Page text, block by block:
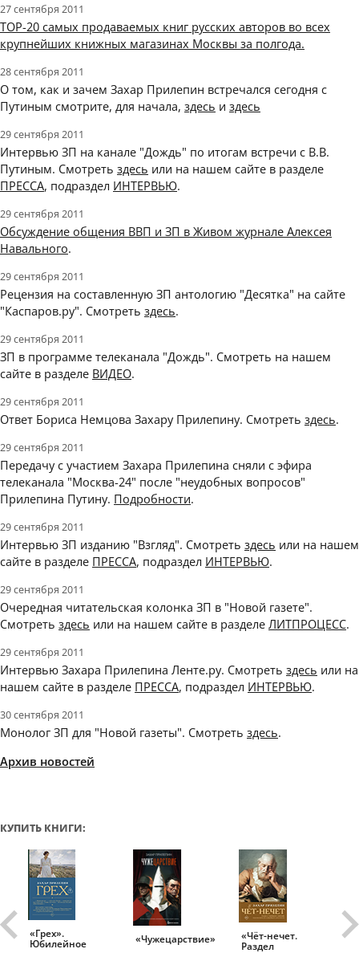
27 сентября 2011
ТОР-20 самых продаваемых книг русских авторов во всех
крупнейших книжных магазинах Москвы за полгода.
28 сентября 2011
О том, как и зачем Захар Прилепин встречался сегодня с
Путиным смотрите, для начала, здесь и здесь
29 сентября 2011
Интервью ЗП на канале "Дождь" по итогам встречи с В.В.
Путиным. Смотреть здесь или на нашем сайте в разделе
ПРЕССА, подраздел ИНТЕРВЬЮ.
29 сентября 2011
Обсуждение общения ВВП и ЗП в Живом журнале Алексея
Навального.
29 сентября 2011
Рецензия на составленную ЗП антологию "Десятка" на сайте
"Каспаров.ру". Смотреть здесь.
29 сентября 2011
ЗП в программе телеканала "Дождь". Смотреть на нашем
сайте в разделе ВИДЕО.
29 сентября 2011
Ответ Бориса Немцова Захару Прилепину. Смотреть здесь.
29 сентября 2011
Передачу с участием Захара Прилепина сняли с эфира
телеканала "Москва-24" после "неудобных вопросов"
Прилепина Путину. Подробности.
29 сентября 2011
Интервью ЗП изданию "Взгляд". Смотреть здесь или на нашем
сайте в разделе ПРЕССА, подраздел ИНТЕРВЬЮ.
29 сентября 2011
Очередная читательская колонка ЗП в "Новой газете".
Смотреть здесь или на нашем сайте в разделе ЛИТПРОЦЕСС.
29 сентября 2011
Интервью Захара Прилепина Ленте.ру. Смотреть здесь или на
нашем сайте в разделе ПРЕССА, подраздел ИНТЕРВЬЮ.
30 сентября 2011
Монолог ЗП для "Новой газеты". Смотреть здесь.
Архив новостей
КУПИТЬ КНИГИ:
«Грех».
Юбилейное «Чужецарствие» «Чёт-нечет.
Раздел